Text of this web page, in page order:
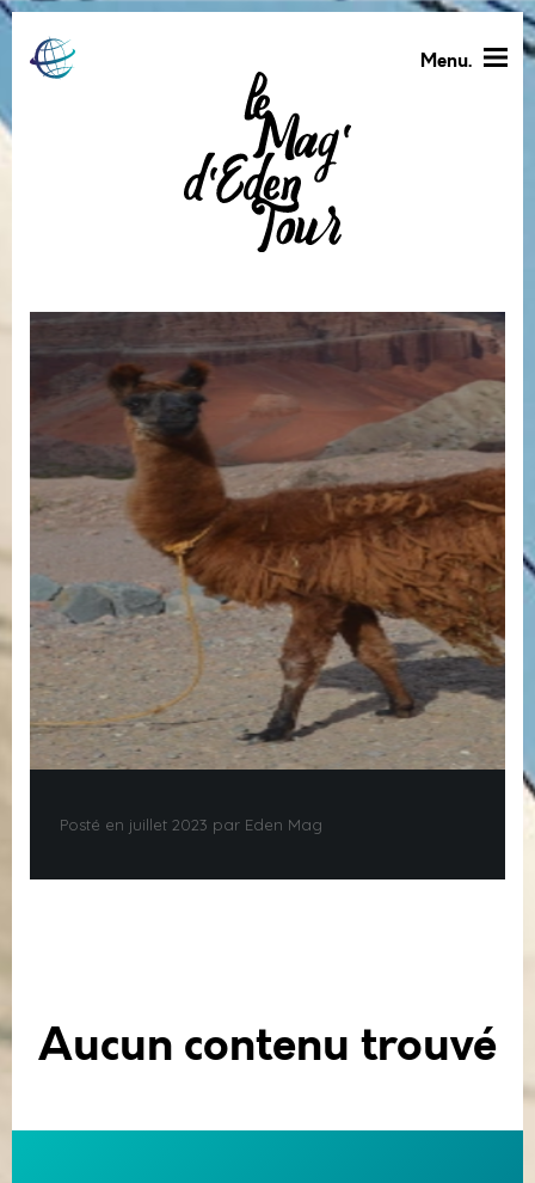
Menu.
Posté en juillet 2023 par Eden Mag
Aucun contenu trouvé